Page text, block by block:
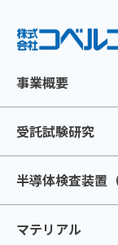
事業概要
受託試験研究
半導体検査装置（
マテリアル